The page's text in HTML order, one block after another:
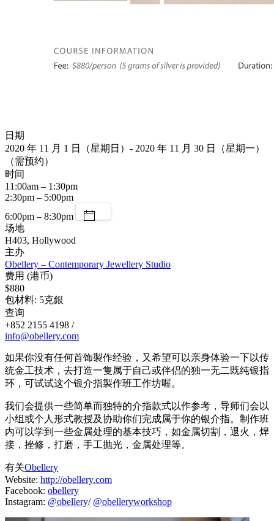
日期
2020 年 11 月 1 日（星期日）- 2020 年 11 月 30 日（星期一）
（需预约）
时间
11:00am – 1:30pm
2:30pm – 5:00pm
6:00pm – 8:30pm
场地
H403, Hollywood
主办
Obellery – Contemporary Jewellery Studio
费用 (港币)
$880
包材料: 5克銀
查询
+852 2155 4198 /
info@obellery.com
如果你没有任何首饰製作经验，又希望可以亲身体验一下以传
统金工技术，去打造一隻属于自己或伴侣的独一无二既纯银指
环，可试试这个银介指製作班工作坊喔。
我们会提供一些简单而独特的介指款式以作参考，导师们会以
小组或个人形式教授及协助你们完成属于你的银介指。制作班
内可以学到一些金属处理的基本技巧，如金属切割，退火，焊
接，挫修，打磨，手工抛光，金属处理等。
有关Obellery
Website: http://obellery.com
Facebook: obellery
Instagram: @obellery/ @obelleryworkshop